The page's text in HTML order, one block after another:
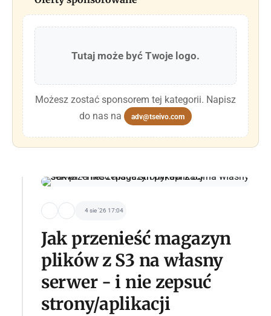
Tutaj może być Twoje logo.
Możesz zostać sponsorem tej kategorii. Napisz
do nas na
adv@tseivo.com
4 sie '26 17:04
Jak przenieść magazyn
plików z S3 na własny
serwer - i nie zepsuć
strony/aplikacji